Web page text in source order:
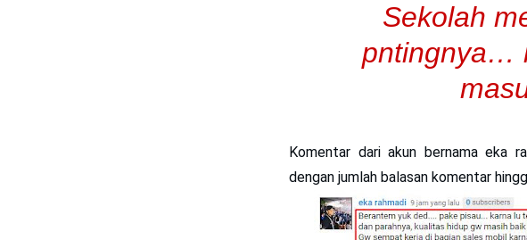
Sekolah
pntingnya…
Komentar dari akun bernama eka
dengan jumlah balasan komentar